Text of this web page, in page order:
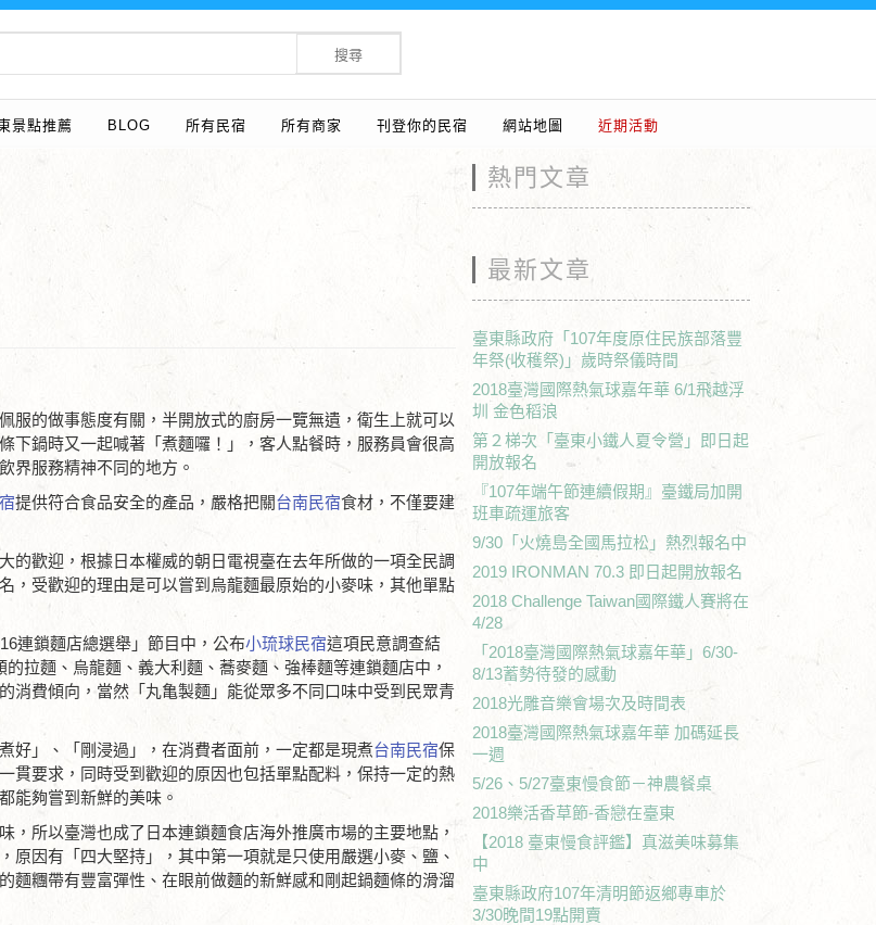
搜尋
景點推薦 BLOG 所有民宿 所有商家 刊登你的民宿 網站地圖 近期活動
服的做事態度有關，半開放式的廚房一覽無遺，衛生上就可以
下鍋時又一起喊著「煮麵囉！」，客人點餐時，服務員會很高
界服務精神不同的地方。
提供符合食品安全的產品，嚴格把關台南民宿食材，不僅要建
的歡迎，根據日本權威的朝日電視臺在去年所做的一項全民調
，受歡迎的理由是可以嘗到烏龍麵最原始的小麥味，其他單點
連鎖麵店總選舉」節目中，公布小琉球民宿這項民意調查結
的拉麵、烏龍麵、義大利麵、蕎麥麵、強棒麵等連鎖麵店中，
消費傾向，當然「丸亀製麵」能從眾多不同口味中受到民眾青
好」、「剛浸過」，在消費者面前，一定都是現煮台南民宿保
貫要求，同時受到歡迎的原因也包括單點配料，保持一定的熱
能夠嘗到新鮮的美味。
所以臺灣也成了日本連鎖麵食店海外推廣市場的主要地點，
原因有「四大堅持」，其中第一項就是只使用嚴選小麥、鹽、
麵糰帶有豐富彈性、在眼前做麵的新鮮感和剛起鍋麵條的滑溜
熱門文章
最新文章
臺東縣政府「107年度原住民族部落豐
年祭(收穫祭)」歲時祭儀時間
2018臺灣國際熱氣球嘉年華 6/1飛越浮
圳 金色稻浪
第２梯次「臺東小鐵人夏令營」即日起
開放報名
『107年端午節連續假期』臺鐵局加開
班車疏運旅客
9/30「火燒島全國馬拉松」熱烈報名中
2019 IRONMAN 70.3 即日起開放報名
2018 Challenge Taiwan國際鐵人賽將在
4/28
「2018臺灣國際熱氣球嘉年華」6/30-
8/13蓄勢待發的感動
2018光雕音樂會場次及時間表
2018臺灣國際熱氣球嘉年華 加碼延長
一週
5/26、5/27臺東慢食節－神農餐桌
2018樂活香草節-香戀在臺東
【2018 臺東慢食評鑑】真滋美味募集
中
臺東縣政府107年清明節返鄉專車於
3/30晚間19點開賣